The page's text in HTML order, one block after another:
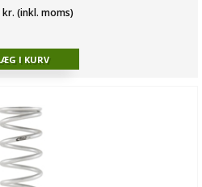
kr. (inkl. moms)